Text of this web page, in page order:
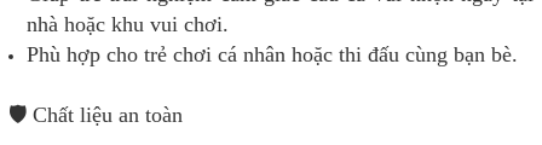
nhà hoặc khu vui chơi.
Phù hợp cho trẻ chơi cá nhân hoặc thi đấu cùng bạn bè.
🛡️ Chất liệu an toàn